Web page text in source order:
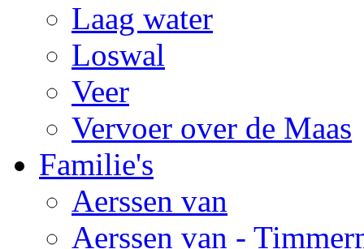
Laag water
Loswal
Veer
Vervoer over de Maas
Familie's
Aerssen van
Aerssen van -